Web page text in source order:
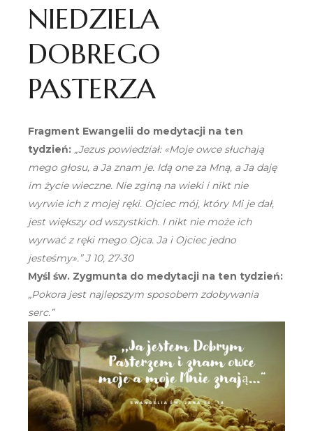
NIEDZIELA
DOBREGO
PASTERZA
Fragment Ewangelii do medytacji na ten
tydzień: „Jezus powiedział: «Moje owce słuchają
mego głosu, a Ja znam je. Idą one za Mną, a Ja daję
im życie wieczne. Nie zginą na wieki i nikt nie
wyrwie ich z mojej ręki. Ojciec mój, który Mi je dał,
jest większy od wszystkich. I nikt nie może ich
wyrwać z ręki mego Ojca. Ja i Ojciec jedno
jesteśmy».” J 10, 27-30
Myśl św. Zygmunta do medytacji na ten tydzień:
„Pokora jest najlepszym sposobem zdobywania
serc.”